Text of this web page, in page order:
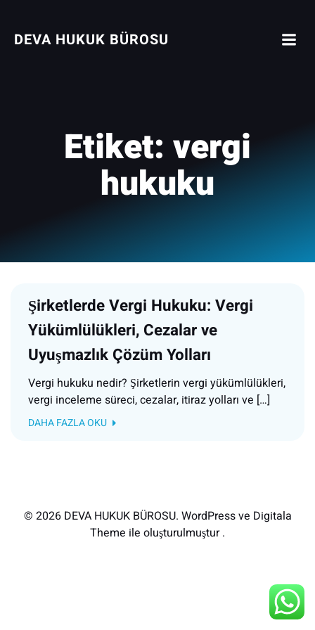
DEVA HUKUK BÜROSU
Etiket: vergi
hukuku
Şirketlerde Vergi Hukuku: Vergi
Yükümlülükleri, Cezalar ve
Uyuşmazlık Çözüm Yolları
Vergi hukuku nedir? Şirketlerin vergi yükümlülükleri,
vergi inceleme süreci, cezalar, itiraz yolları ve […]
DAHA FAZLA OKU
© 2026 DEVA HUKUK BÜROSU. WordPress ve Digitala
Theme ile oluşturulmuştur .